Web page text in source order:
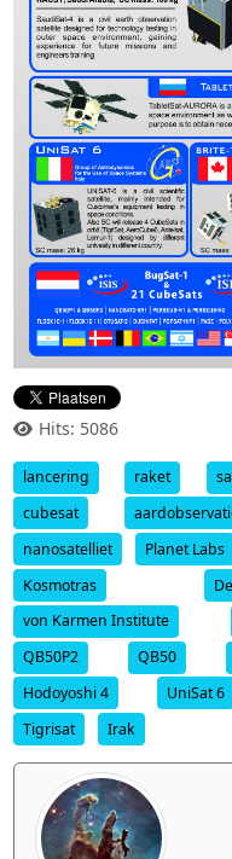
Hits: 5086
lancering raket
cubesat
nanosatelliet
Planet Labs
Kosmotras
von Karmen Institute
QB50P2
QB50
Hodoyoshi 4
UniSat 6
Tigrisat
Irak